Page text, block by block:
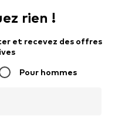
rien !
et recevez des offres
Pour hommes